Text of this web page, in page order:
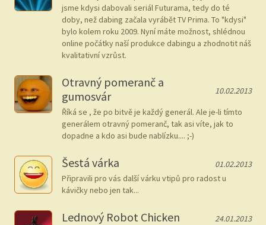
jsme kdysi dabovali seriál Futurama, tedy do té
doby, než dabing začala vyrábět TV Prima. To "kdysi"
bylo kolem roku 2009. Nyní máte možnost, shlédnou
online počátky naší produkce dabingu a zhodnotit náš
kvalitativní vzrůst.
Otravný pomeranč a
gumosvár
10.02.2013
Říká se , že po bitvě je každý generál. Ale je-li tímto
generálem otravný pomeranč, tak asi víte, jak to
dopadne a kdo asi bude nablízku.... ;-)
Šestá várka
01.02.2013
Připravili pro vás další várku vtipů pro radost u
kávičky nebo jen tak...
Lednový Robot Chicken
24.01.2013